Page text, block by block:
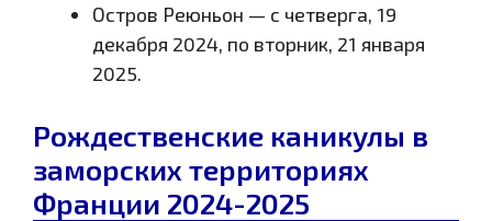
Остров Реюньон — с четверга, 19
декабря 2024, по вторник, 21 января
2025.
Рождественские каникулы в
заморских территориях
Франции 2024-2025